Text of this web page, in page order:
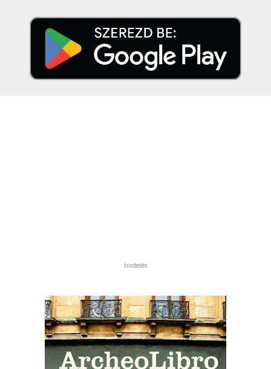
hirdetés